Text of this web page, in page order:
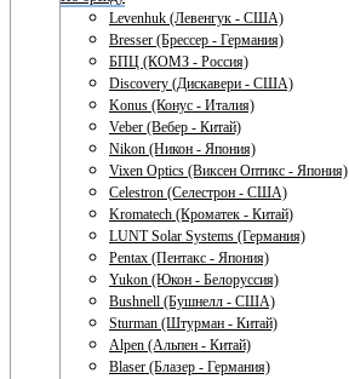
Levenhuk (Левенгук - США)
Bresser (Брессер - Германия)
БПЦ (КОМЗ - Россия)
Discovery (Дискавери - США)
Konus (Конус - Италия)
Veber (Вебер - Китай)
Nikon (Никон - Япония)
Vixen Optics (Виксен Оптикс - Япония)
Celestron (Селестрон - США)
Kromatech (Кроматек - Китай)
LUNT Solar Systems (Германия)
Pentax (Пентакс - Япония)
Yukon (Юкон - Белоруссия)
Bushnell (Бушнелл - США)
Sturman (Штурман - Китай)
Alpen (Альпен - Китай)
Blaser (Блазер - Германия)